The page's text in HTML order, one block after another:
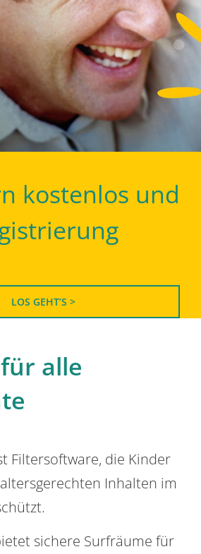
kostenlos und
LOS GEHT’S >
alle
Filtersoftware, die Kinder
Inhalten im
sichere Surfräume für